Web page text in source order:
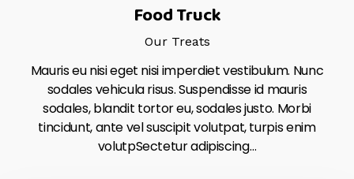
Food Truck
Our Treats
Mauris eu nisi eget nisi imperdiet vestibulum. Nunc
sodales vehicula risus. Suspendisse id mauris
sodales, blandit tortor eu, sodales justo. Morbi
tincidunt, ante vel suscipit volutpat, turpis enim
volutpSectetur adipiscing…